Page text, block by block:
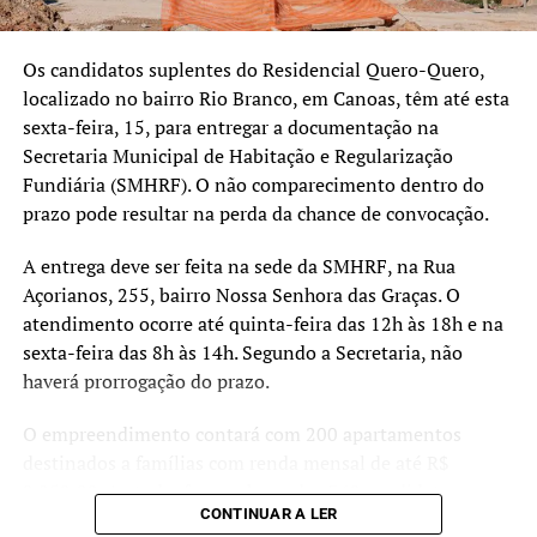
falando de famílias que
vivem em áreas apontadas
pelos estudos técnicos
como de risco muito alto.
Nosso objetivo é oferecer
uma alternativa segura e
definitiva para essas
pessoas, garantindo mais
tranquilidade e proteção
para o futuro”, destacou.
adaptação do município diante dos eventos climáticos
extremos registrados nos últimos anos, reforçando o
Os candidatos suplentes do Residencial Quero-Quero,
localizado no bairro Rio Branco, em Canoas, têm até esta
sexta-feira, 15, para entregar a documentação na
Secretaria Municipal de Habitação e Regularização
Fundiária (SMHRF). O não comparecimento dentro do
prazo pode resultar na perda da chance de convocação.
A entrega deve ser feita na sede da SMHRF, na Rua
Açorianos, 255, bairro Nossa Senhora das Graças. O
atendimento ocorre até quinta-feira das 12h às 18h e na
sexta-feira das 8h às 14h. Segundo a Secretaria, não
haverá prorrogação do prazo.
O empreendimento contará com 200 apartamentos
2.850,00. Ao todo, foram chamados 360 candidatos,
sendo 100 suplentes. Caso haja desistências ou
CONTINUAR A LER